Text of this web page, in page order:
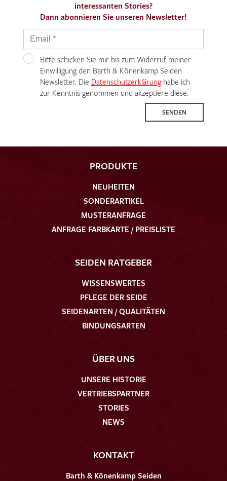
interessanten Stories?
Dann abonnieren Sie unseren Newsletter!
Bitte schicken Sie mir bis zum Widerruf meiner
Einwilligung den Barth & Könenkamp Seiden
Newsletter. Die Datenschutzerklärunghabe ich
zur Kenntnis genommen und akzeptiere diese.
SENDEN
PRODUKTE
NEUHEITEN
SONDERARTIKEL
MUSTERANFRAGE
ANFRAGE FARBKARTE / PREISLISTE
SEIDEN RATGEBER
WISSENSWERTES
PFLEGE DER SEIDE
SEIDENARTEN / QUALITÄTEN
BINDUNGSARTEN
ÜBER UNS
UNSERE HISTORIE
VERTRIEBSPARTNER
STORIES
NEWS
KONTAKT
Barth & Könenkamp Seiden